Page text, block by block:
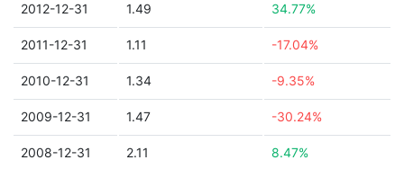
2012-12-31 1.49 34.77%
2011-12-31 1.11 -17.04%
2010-12-31 1.34 -9.35%
2009-12-31 1.47 -30.24%
2008-12-31 2.11 8.47%